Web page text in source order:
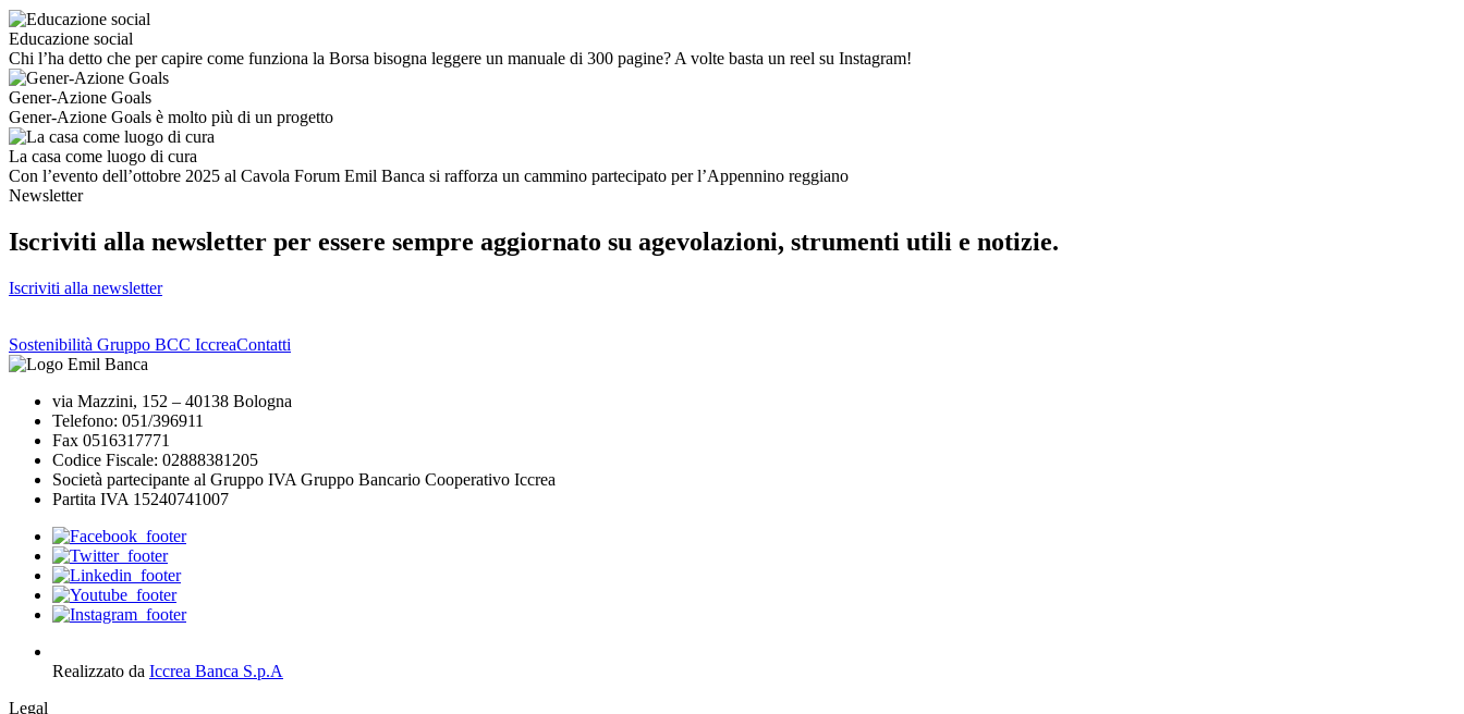
Educazione social
Chi l’ha detto che per capire come funziona la Borsa bisogna leggere un manuale di 300 pagine? A volte basta un reel su Instagram!
Gener-Azione Goals
Gener-Azione Goals è molto più di un progetto
La casa come luogo di cura
Con l’evento dell’ottobre 2025 al Cavola Forum Emil Banca si rafforza un cammino partecipato per l’Appennino reggiano
Newsletter
Iscriviti alla newsletter per essere sempre aggiornato su agevolazioni, strumenti utili e notizie.
Iscriviti alla newsletter
Sostenibilità Gruppo BCC IccreaContatti
via Mazzini, 152 – 40138 Bologna
Telefono: 051/396911
Fax 0516317771
Codice Fiscale: 02888381205
Società partecipante al Gruppo IVA Gruppo Bancario Cooperativo Iccrea
Partita IVA 15240741007
Realizzato da Iccrea Banca S.p.A
Legal